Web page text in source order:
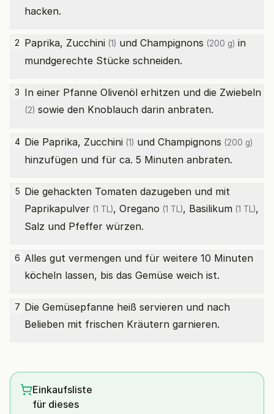
hacken.
2 Paprika, Zucchini (1) und Champignons (200 g) in
mundgerechte Stücke schneiden.
3 In einer Pfanne Olivenöl erhitzen und die Zwiebeln
(2) sowie den Knoblauch darin anbraten.
4 Die Paprika, Zucchini (1) und Champignons (200 g)
hinzufügen und für ca. 5 Minuten anbraten.
5 Die gehackten Tomaten dazugeben und mit
Paprikapulver (1 TL), Oregano (1 TL), Basilikum (1 TL),
Salz und Pfeffer würzen.
6 Alles gut vermengen und für weitere 10 Minuten
köcheln lassen, bis das Gemüse weich ist.
7 Die Gemüsepfanne heiß servieren und nach
Belieben mit frischen Kräutern garnieren.
Einkaufsliste
für dieses